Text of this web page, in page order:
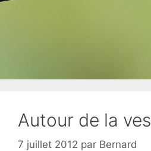
Autour de la
7 juillet 2012 par Bernard